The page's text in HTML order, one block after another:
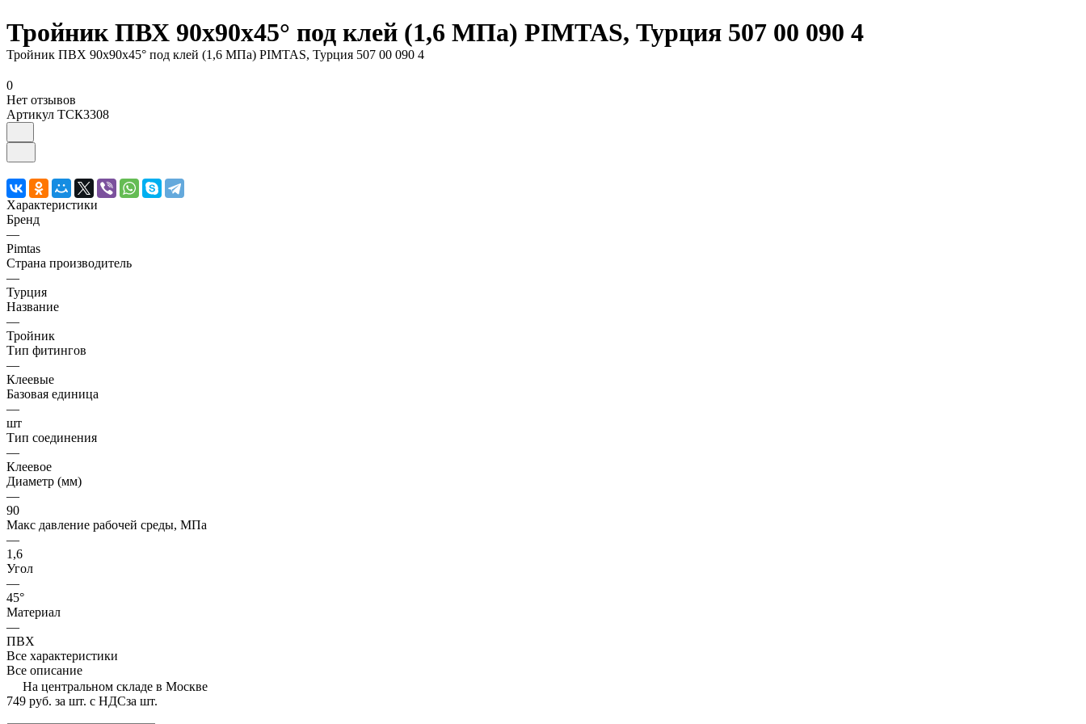
Тройник ПВХ 90х90х45° под клей (1,6 МПа) PIMTAS, Турция 507 00 090 4
Тройник ПВХ 90х90х45° под клей (1,6 МПа) PIMTAS, Турция 507 00 090 4
0
Нет отзывов
Артикул ТСК3308
Характеристики
Бренд
—
Pimtas
Страна производитель
—
Турция
Название
—
Тройник
Тип фитингов
—
Клеевые
Базовая единица
—
шт
Тип соединения
—
Клеевое
Диаметр (мм)
—
90
Макс давление рабочей среды, МПа
—
1,6
Угол
—
45°
Материал
—
ПВХ
Все характеристики
Все описание
На центральном складе в Москве
749 руб. за шт. с НДСза шт.